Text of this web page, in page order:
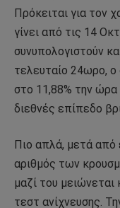
Πρόκειται για τον
γίνει από τις 14
συνυπολογιστούν
τελευταίο 24ωρο, ο
στο 11,88% την
διεθνές επίπεδο
Πιο απλά, μετά από
αριθμός των
μαζί του
τεστ ανίχνευσης.